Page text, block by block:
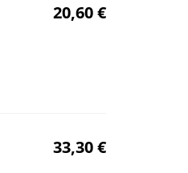
20,60 €
33,30 €